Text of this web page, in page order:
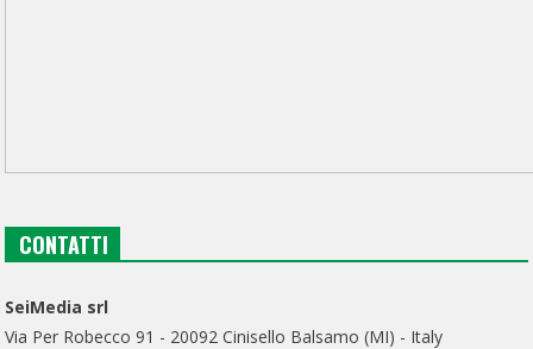
CONTATTI
SeiMedia srl
Via Per Robecco 91 - 20092 Cinisello Balsamo (MI) - Italy